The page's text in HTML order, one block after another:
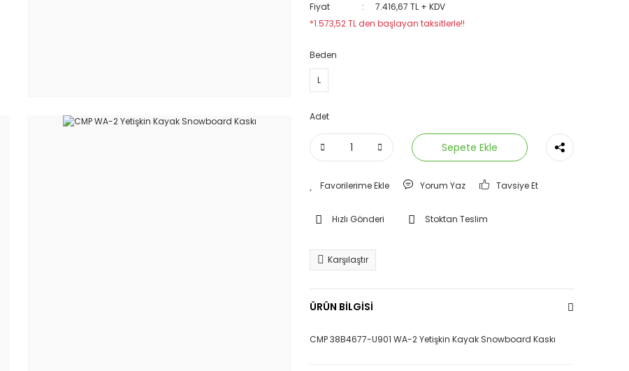
Fiyat
7.416,67 TL + KDV
*1.573,52 TL den başlayan taksitlerle!!
Beden
L
Adet
Sepete Ekle
Yorum Yaz Tavsiye Et
Hızlı Gönderi Stoktan Teslim
Karşılaştır
ÜRÜN BİLGİSİ
CMP 38B4677-U901 WA-2 Yetişkin Kayak Snowboard Kaskı